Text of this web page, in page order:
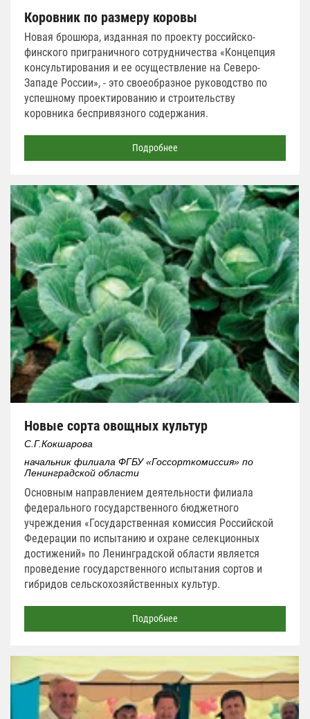
Коровник по размеру коровы
Новая брошюра, изданная по проекту российско-
финского приграничного сотрудничества «Концепция
консультирования и ее осуществление на Северо-
Западе России», - это своеобразное руководство по
успешному проектированию и строительству
коровника беспривязного содержания.
Подробнее
Новые сорта овощных культур
С.Г.Кокшарова
начальник филиала ФГБУ «Госсорткомиссия» по
Ленинградской области
Основным направлением деятельности филиала
федерального государственного бюджетного
учреждения «Государственная комиссия Российской
Федерации по испытанию и охране селекционных
достижений» по Ленинградской области является
проведение государственного испытания сортов и
гибридов сельскохозяйственных культур.
Подробнее